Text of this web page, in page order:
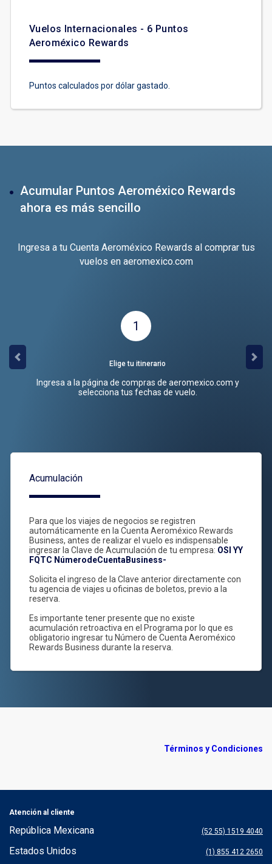
Vuelos Internacionales - 6 Puntos
Aeroméxico Rewards
Puntos calculados por dólar gastado.
Acumular Puntos Aeroméxico Rewards
ahora es más sencillo
Ingresa a tu Cuenta Aeroméxico Rewards al comprar tus
vuelos en aeromexico.com
1
Elige tu itinerario
Ingresa a la página de compras de aeromexico.com y
selecciona tus fechas de vuelo.
Previous
Acumulación
Para que los viajes de negocios se registren
automáticamente en la Cuenta Aeroméxico Rewards
Business, antes de realizar el vuelo es indispensable
FQTC NúmerodeCuentaBusiness-
Solicita el ingreso de la Clave anterior directamente con
reserva.
Es importante tener presente que no existe
acumulación retroactiva en el Programa por lo que es
Atención al cliente
República Mexicana (52 55) 1519 4040